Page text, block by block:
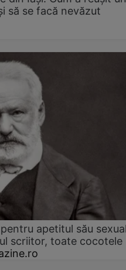
să se facă nevăzut
apetitul său
scriitor, toate cocotele